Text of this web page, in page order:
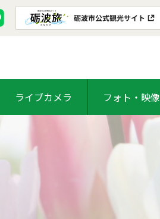
ライブカメラ フォト・映像